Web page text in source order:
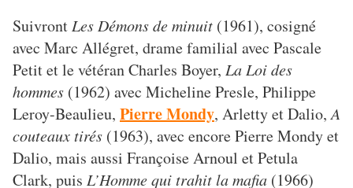
Suivront Les Démons de minuit (1961), cosigné
avec Marc Allégret, drame familial avec Pascale
Petit et le vétéran Charles Boyer, La Loi des
hommes (1962) avec Micheline Presle, Philippe
Leroy-Beaulieu, Pierre Mondy, Arletty et Dalio,A
couteaux tirés (1963), avec encore Pierre Mondy et
Dalio, mais aussi Françoise Arnoul et Petula
Clark, puis L’Homme qui trahit la mafia (1966)